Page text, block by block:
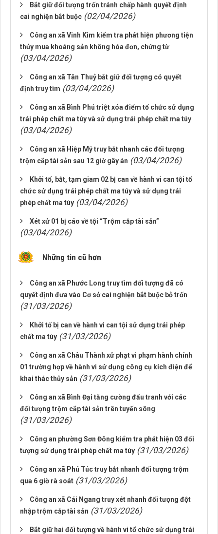
Bắt giữ đối tượng trốn tránh chấp hành quyết định
cai nghiện bắt buộc (02/04/2026)
Công an xã Vinh Kim kiểm tra phát hiện phương tiện
thủy mua khoáng sản không hóa đơn, chứng từ
(03/04/2026)
Công an xã Tân Thuỷ bắt giữ đối tượng có quyết
định truy tìm (03/04/2026)
Công an xã Bình Phú triệt xóa điểm tổ chức sử dụng
trái phép chất ma túy và sử dụng trái phép chất ma túy
(03/04/2026)
Công an xã Hiệp Mỹ truy bắt nhanh các đối tượng
trộm cắp tài sản sau 12 giờ gây án (03/04/2026)
Khởi tố, bắt, tạm giam 02 bị can về hành vi can tội tổ
chức sử dụng trái phép chất ma túy và sử dụng trái
phép chất ma túy (03/04/2026)
Xét xử 01 bị cáo về tội “Trộm cắp tài sản”
(03/04/2026)
Những tin cũ hơn
Công an xã Phước Long truy tìm đối tượng đã có
quyết định đưa vào Cơ sở cai nghiện bắt buộc bỏ trốn
(31/03/2026)
Khởi tố bị can về hành vi can tội sử dụng trái phép
chất ma túy (31/03/2026)
Công an xã Châu Thành xử phạt vi phạm hành chính
01 trường hợp về hành vi sử dụng công cụ kích điện để
khai thác thủy sản (31/03/2026)
Công an xã Bình Đại tăng cường đấu tranh với các
đối tượng trộm cắp tài sản trên tuyến sông
(31/03/2026)
Công an phường Sơn Đông kiểm tra phát hiện 03 đối
tượng sử dụng trái phép chất ma túy (31/03/2026)
Công an xã Phú Túc truy bắt nhanh đối tượng trộm
qua 6 giờ rà soát (31/03/2026)
Công an xã Cái Ngang truy xét nhanh đối tượng đột
nhập trộm cắp tài sản (31/03/2026)
Bắt giữ hai đối tượng về hành vi tổ chức sử dụng trái